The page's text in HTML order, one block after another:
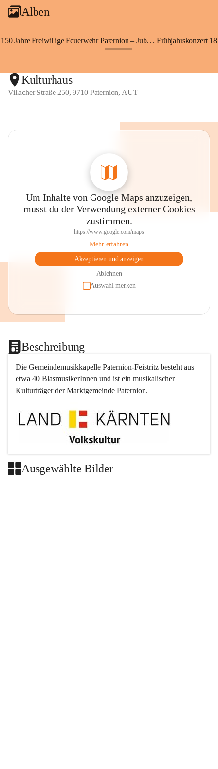
Alben
150 Jahre Freiwillige Feuerwehr Paternion – Jubiläumsfest Frühjahrskonzert
Kulturhaus
Villacher Straße 250, 9710 Paternion, AUT
Um Inhalte von Google Maps anzuzeigen,
musst du der Verwendung externer Cookies
zustimmen.
https://www.google.com/maps
Mehr erfahren
Akzeptieren und anzeigen
Ablehnen
Auswahl merken
Beschreibung
Die Gemeindemusikkapelle Paternion-Feistritz besteht aus
etwa 40 BlasmusikerInnen und ist ein musikalischer
Kulturträger der Marktgemeinde Paternion.
Ausgewählte Bilder